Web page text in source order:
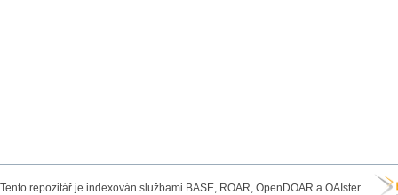
Tento repozitář je indexován službami BASE, ROAR, OpenDOAR a OAIster.